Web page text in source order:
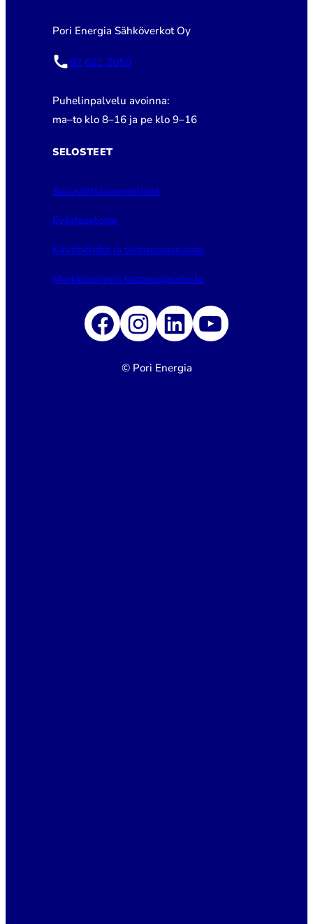
Pori Energia Sähköverkot Oy
02 621 2050
Puhelinpalvelu avoinna:
ma–to klo 8–16 ja pe klo 9–16
SELOSTEET
Saavutettavuusseloste
Evästeseloste
Käyttöehdot ja tietosuojaseloste
Markkinoinnin tietosuojaseloste
Facebook
Instagram
LinkedIn
YouTube
© Pori Energia